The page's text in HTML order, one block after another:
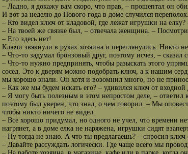
– Ладно, я докажу вам скоро, что прав, – прошептал он
И вот за неделю до Нового года в доме случился переполох.
– Кто видел ключ от кладовой, где лежат игрушки на
– На твоей же связке был, – отвечала женщина. – Посмотри
– Его здесь нет!
Ключи звякнули в руках хозяина и переглянулись. Никто
– Что-то задумал бронзовый друг, поэтому исчез, –
– Что-то нужно предпринять, чтобы разыскать этого
сосед. Это к дверям можно подобрать ключ, а к нашим
мы хорошо знали. Он хотя и возомнил много, но не
– Как же мы будем искать его? – удивился ключ от входной
– Я могу быть полезным в этом непростом деле, –
поэтому был уверен, что знал, о чем говорил. – Мы
чтобы никто ничего не видел.
– Все хорошо придумал, но одного не учел, что времени
нагрянет, а в доме елка не наряжена, игрушки сидят
– Ну тогда не знаю. А что ты предлагаешь? – спросил ключ
– Давайте рассуждать логически. Где чаще всего мы